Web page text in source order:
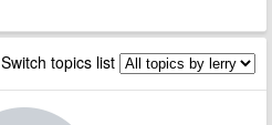
Switch topics list